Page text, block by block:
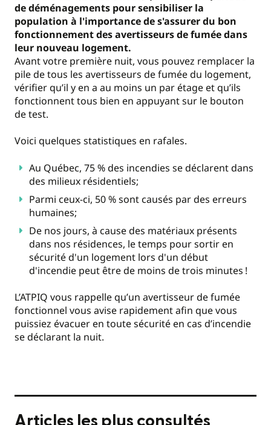
de déménagements pour sensibiliser la
population à l'importance de s'assurer du bon
fonctionnement des avertisseurs de fumée dans
leur nouveau logement.
Avant votre première nuit, vous pouvez remplacer la
pile de tous les avertisseurs de fumée du logement,
vérifier qu’il y en a au moins un par étage et qu’ils
fonctionnent tous bien en appuyant sur le bouton
de test.
Voici quelques statistiques en rafales.
Au Québec, 75 % des incendies se déclarent dans
des milieux résidentiels;
Parmi ceux-ci, 50 % sont causés par des erreurs
humaines;
De nos jours, à cause des matériaux présents
dans nos résidences, le temps pour sortir en
sécurité d'un logement lors d'un début
d'incendie peut être de moins de trois minutes !
L’ATPIQ vous rappelle qu’un avertisseur de fumée
fonctionnel vous avise rapidement afin que vous
puissiez évacuer en toute sécurité en cas d’incendie
se déclarant la nuit.
Articles les plus consultés